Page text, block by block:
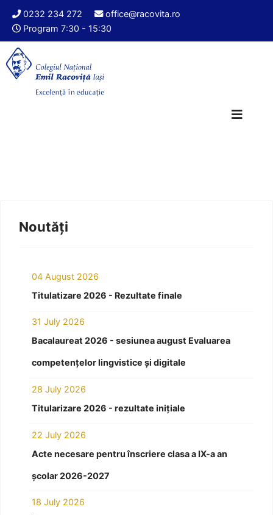
0232 234 272
office@racovita.ro
Program 7:30 - 15:30
Noutăți
04 August 2026
Titulatizare 2026 - Rezultate finale
31 July 2026
Bacalaureat 2026 - sesiunea august Evaluarea
competențelor lingvistice și digitale
28 July 2026
Titularizare 2026 - rezultate inițiale
22 July 2026
Acte necesare pentru înscriere clasa a IX-a an
școlar 2026-2027
18 July 2026